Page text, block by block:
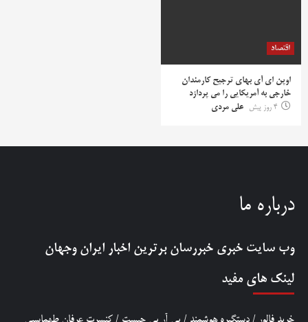
اقتصاد
اوپن ای آی بهای ترجیح کارمندان
خارجی به آمریکایی را می پردازد
4 روز پیش
علی مردی
درباره ما
وب سایت خبری خبررسان برترین اخبار ایران وجهان
لینک های مفید